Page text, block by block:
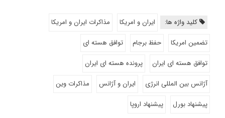
کلید واژه ها: ایران و امریکا
مذاکرات ایران و امریکا
تضمین امریکا
حفظ برجام
توافق هسته ای
توافق هسته ای ایران
پرونده هسته ای ایران
آژانس بین المللی انرژی
ایران و آژانس
مذاکرات وین
پیشنهاد بورل
پیشنهاد اروپا